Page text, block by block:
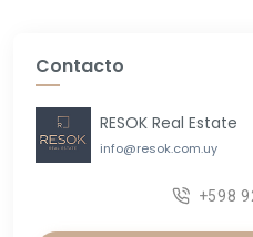
Contacto
RESOK Real Estate
info@resok.com.uy
+598